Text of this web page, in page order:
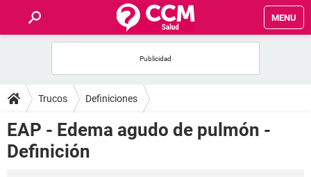
MENU
FOROS
SALUD
FAMILIA
Trucos Definiciones
EAP - Edema agudo de pulmón -
Definición